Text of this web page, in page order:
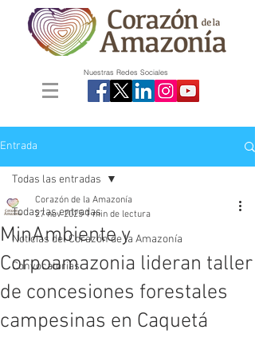
Nuestras Redes Sociales
Entrada
Todas las entradas
Noticias del Corazón de la Amazonía
Convocatorias
Todas las entradas
MinAmbiente y
Corpoamazonia lideran taller
de concesiones forestales
campesinas en Caquetá
Corazón de la Amazonía
27 nov 2025 1 min de lectura